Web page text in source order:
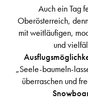
Auch ein Tag
Oberösterreich,
mit weitläufigen,
und
„Seele-baumeln-
überraschen und